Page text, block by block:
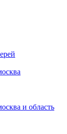
и область